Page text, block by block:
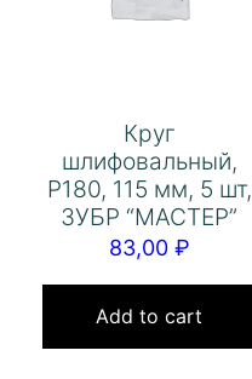
Круг
шлифовальный,
Р180, 115 мм, 5 шт,
ЗУБР “МАСТЕР”
83,00 ₽
Add to cart